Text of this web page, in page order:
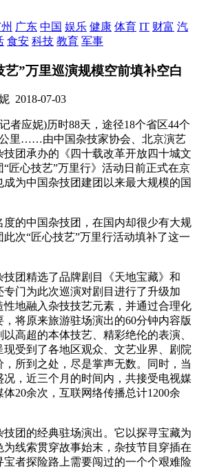
广东 中国 娱乐 健康 体育 IT 财富 汽
食安 科技 教育 军事
艺”万里巡演规模空前填补空白
2018-07-03
者应妮)历时88天，途径18个省区44个
里……由中国杂技家协会、北京演艺
团承办的《四十载改革开放四十城文
心技艺”万里行》活动日前正式在京
为中国杂技团建团以来最大规模的国
的中国杂技团，在国内却很少有大规
次“匠心技艺”万里行活动填补了这一
团精选了品牌剧目《天地宝藏》和
专门为此次巡演对剧目进行了升级加
地融入杂技技艺元素，并通过合理化
将原来旅游驻场演出的60分钟内容版
高超的本体技艺、精彩绝伦的表演、
受到了各地区观众、文艺业界、剧院
所到之处，尽是掌声无数。同时，当
，近三个月的时间内，共接受电视媒
20余次，互联网络传播总计1200余
技团的经典驻场演出。它以探寻宝藏为
线索贯穿故事始末，杂技节目穿插在
者探险路上需要闯过的一个个艰难险